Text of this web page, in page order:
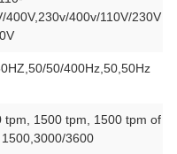
400V,230v/400v/110V/230V
50/400Hz,50,50Hz
tpm, 1500 tpm, 1500 tpm of
3600